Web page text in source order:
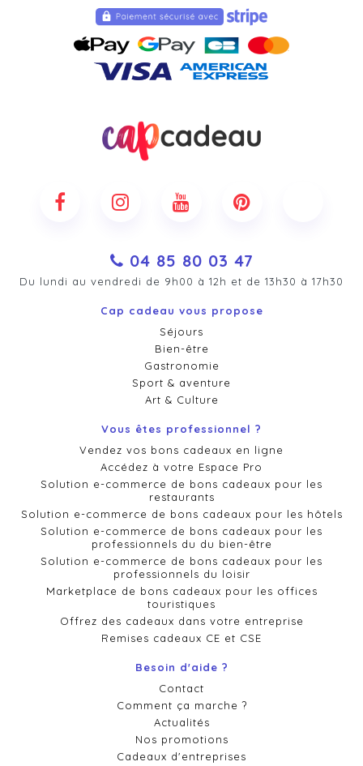
04 85 80 03 47
Du lundi au vendredi de 9h00 à 12h et de 13h30 à 17h30
Cap cadeau vous propose
Séjours
Bien-être
Gastronomie
Sport & aventure
Art & Culture
Vous êtes professionnel ?
Vendez vos bons cadeaux en ligne
Accédez à votre Espace Pro
Solution e-commerce de bons cadeaux pour les
restaurants
Solution e-commerce de bons cadeaux pour les hôtels
Solution e-commerce de bons cadeaux pour les
professionnels du du bien-être
Solution e-commerce de bons cadeaux pour les
professionnels du loisir
Marketplace de bons cadeaux pour les offices
touristiques
Offrez des cadeaux dans votre entreprise
Remises cadeaux CE et CSE
Besoin d'aide ?
Contact
Comment ça marche ?
Actualités
Nos promotions
Cadeaux d'entreprises